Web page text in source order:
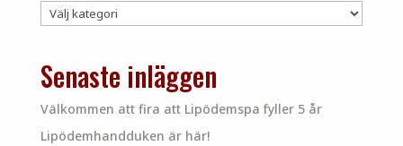
Kategorier
Senaste inläggen
Välkommen att fira att Lipödemspa fyller 5 år
Lipödemhandduken är här!